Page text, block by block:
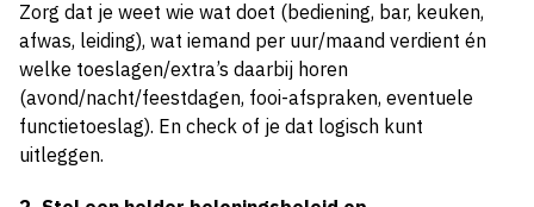
Zorg dat je weet wie wat doet (bediening, bar, keuken,
afwas, leiding), wat iemand per uur/maand verdient én
welke toeslagen/extra’s daarbij horen
(avond/nacht/feestdagen, fooi-afspraken, eventuele
functietoeslag). En check of je dat logisch kunt
uitleggen.